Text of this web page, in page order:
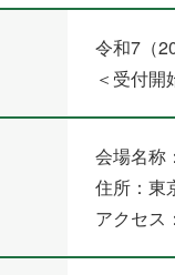
令和7（
＜受付
会場名称
住所：東
アクセス